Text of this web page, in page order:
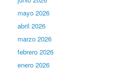
mayo 2026
abril 2026
marzo 2026
febrero 2026
enero 2026